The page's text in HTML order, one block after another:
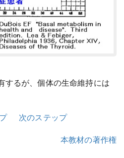
するが、個体の生命維持には
次のステップ
本教材の著作権